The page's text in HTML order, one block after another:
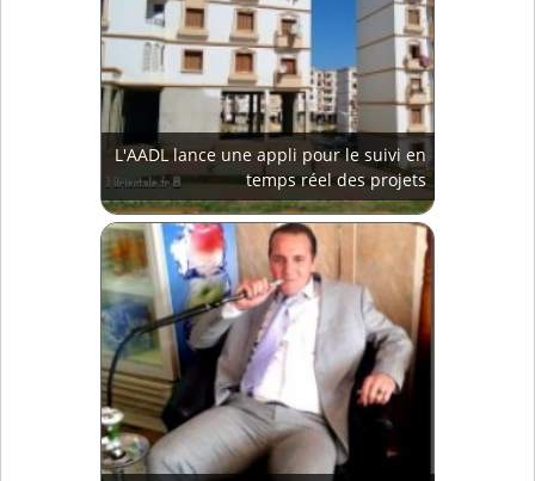
L'AADL lance une appli pour le suivi en
temps réel des projets